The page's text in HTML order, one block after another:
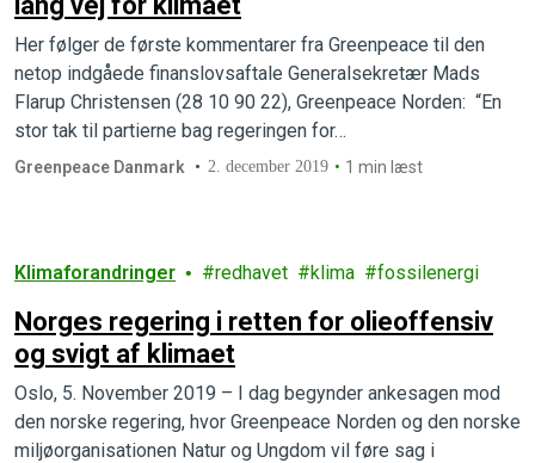
Her følger de første kommentarer fra Greenpeace til den
netop indgåede finanslovsaftale Generalsekretær Mads
Flarup Christensen (28 10 90 22), Greenpeace Norden: “En
stor tak til partierne bag regeringen for…
Greenpeace Danmark 2. december 2019 1 min læst
Klimaforandringer redhavet klima fossilenergi
Norges regering i retten for olieoffensiv
og svigt af klimaet
Oslo, 5. November 2019 – I dag begynder ankesagen mod
den norske regering, hvor Greenpeace Norden og den norske
miljøorganisationen Natur og Ungdom vil føre sag i